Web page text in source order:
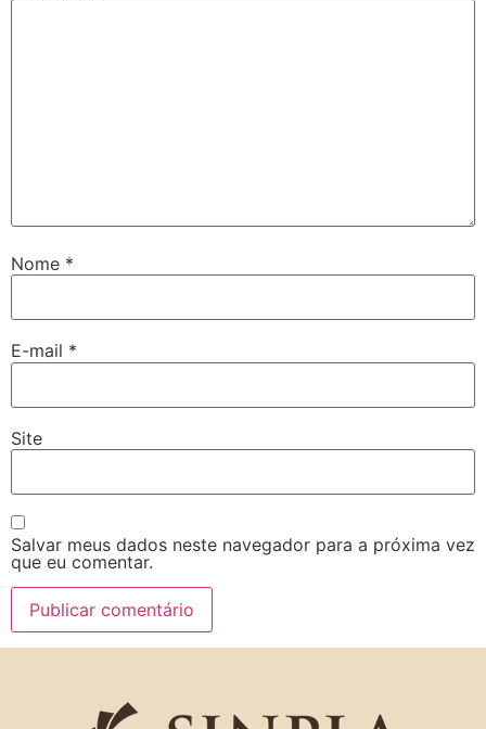
Nome *
E-mail *
Site
Salvar meus dados neste navegador para a próxima vez
que eu comentar.